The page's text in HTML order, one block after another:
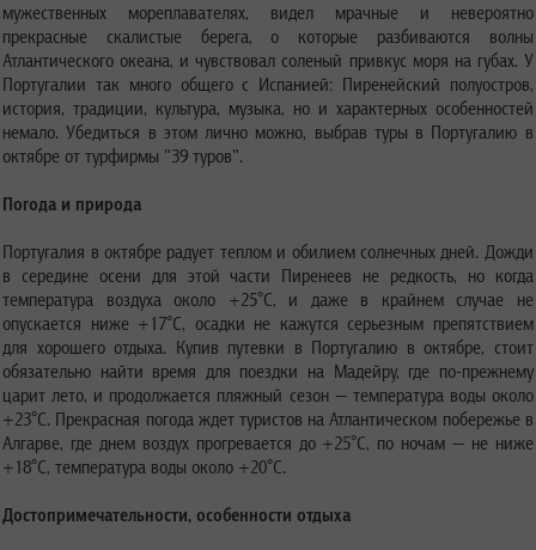
мужественных мореплавателях, видел мрачные и невероятно
прекрасные скалистые берега, о которые разбиваются волны
Атлантического океана, и чувствовал соленый привкус моря на губах. У
Португалии так много общего с Испанией: Пиренейский полуостров,
история, традиции, культура, музыка, но и характерных особенностей
немало. Убедиться в этом лично можно, выбрав туры в Португалию в
октябре от турфирмы "39 туров".
Погода и природа
Португалия в октябре радует теплом и обилием солнечных дней. Дожди
в середине осени для этой части Пиренеев не редкость, но когда
температура воздуха около +25°C, и даже в крайнем случае не
опускается ниже +17°C, осадки не кажутся серьезным препятствием
для хорошего отдыха. Купив путевки в Португалию в октябре, стоит
обязательно найти время для поездки на Мадейру, где по-прежнему
царит лето, и продолжается пляжный сезон — температура воды около
+23°C. Прекрасная погода ждет туристов на Атлантическом побережье в
Алгарве, где днем воздух прогревается до +25°C, по ночам — не ниже
+18°C, температура воды около +20°C.
Достопримечательности, особенности отдыха